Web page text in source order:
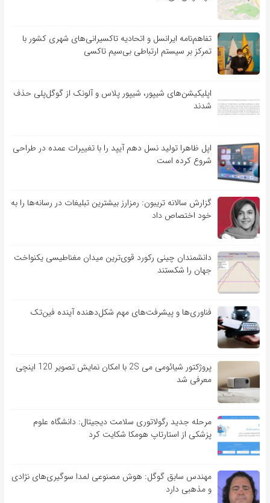
تفاهم‌نامه‌ ایرانسل و اتحادیه تاکسیرانی‌های شهری کشور با
تمرکز بر سیستم ارتباطی بی‌سیم تاکسی
اپلیکیشن‌های شیپور، شیپور پلاس و آلونک از گوگل‌پلی حذف
شدند
اپل ظاهرا تولید نسل دهم آیپد را با تغییرات عمده در طراحی
شروع کرده است
گزارش سالانه تریبون: رمزارز بیشترین تبلیغات در رسانه‌ها را به
خود اختصاص داد
دانشمندان چینی رکورد قوی‌ترین میدان مغناطیسی یکنواخت
جهان را شکستند
فناوری‌ها و پیشرفت‌های مهم شکل‌دهنده آینده فین‌تک
پروژکتور شیائومی می 2S با امکان نمایش تصویر 120 اینچی
معرفی شد
مرحله جدید رگولاتوری سلامت دیجیتال: دانشگاه علوم
پزشکی از استارتاپ هومکا شکایت کرد
مهندس سابق گوگل: هوش مصنوعی لمدا سوگیری‌های نژادی
و مذهبی دارد